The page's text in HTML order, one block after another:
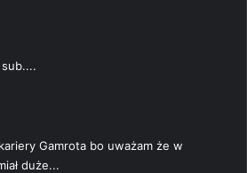
Gamrota bo uważam że w
duże...